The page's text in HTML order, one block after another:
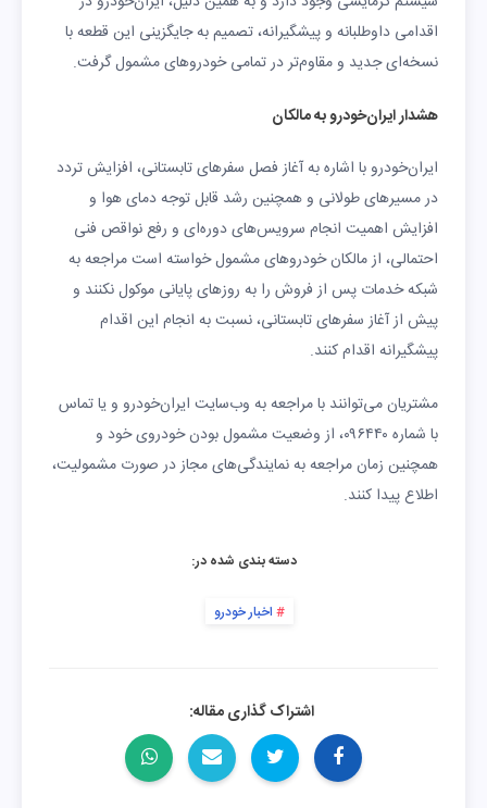
اقدامی داوطلبانه و پیشگیرانه، تصمیم به جایگزینی این قطعه با
نسخه‌ای جدید و مقاوم‌تر در تمامی خودروهای مشمول گرفت.
هشدار ایران‌خودرو به مالکان
ایران‌خودرو با اشاره به آغاز فصل سفرهای تابستانی، افزایش تردد
در مسیرهای طولانی و همچنین رشد قابل توجه دمای هوا و
افزایش اهمیت انجام سرویس‌های دوره‌ای و رفع نواقص فنی
احتمالی، از مالکان خودروهای مشمول خواسته است مراجعه به
شبکه خدمات پس از فروش را به روزهای پایانی موکول نکنند و
پیش از آغاز سفرهای تابستانی، نسبت به انجام این اقدام
پیشگیرانه اقدام کنند.
مشتریان می‌توانند با مراجعه به وب‌سایت ایران‌خودرو و یا تماس
با شماره ۰۹۶۴۴۰، از وضعیت مشمول بودن خودروی خود و
همچنین زمان مراجعه به نمایندگی‌های مجاز در صورت مشمولیت،
اطلاع پیدا کنند.
دسته بندی شده در:
اخبار خودرو
اشتراک گذاری مقاله: